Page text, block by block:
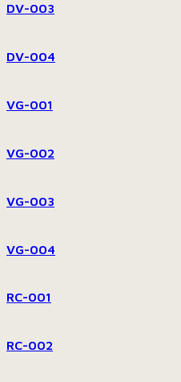
DV-003
DV-004
VG-001
VG-002
VG-003
VG-004
RC-001
RC-002